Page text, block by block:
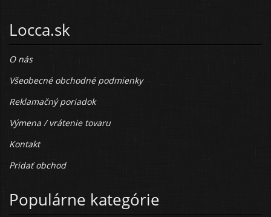
Locca.sk
O nás
Všeobecné obchodné podmienky
Reklamačný poriadok
Výmena / vrátenie tovaru
Kontakt
Pridať obchod
Populárne kategórie